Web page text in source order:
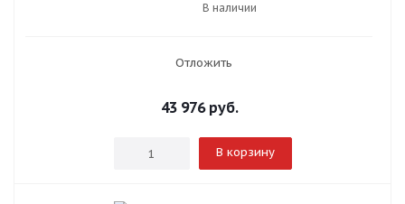
В наличии
Отложить
43 976руб.
В корзину